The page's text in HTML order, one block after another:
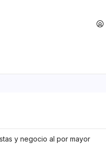
y negocio al por mayor